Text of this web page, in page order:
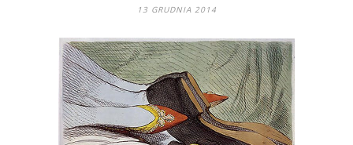
13 GRUDNIA 2014